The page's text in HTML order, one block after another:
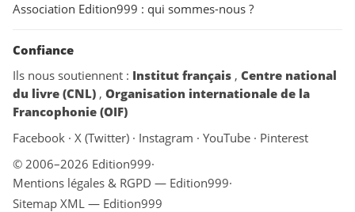
Association Edition999 : qui sommes-nous ?
Confiance
Ils nous soutiennent : Institut français , Centre national
du livre (CNL) , Organisation internationale de la
Francophonie (OIF)
Facebook · X (Twitter) · Instagram · YouTube · Pinterest
© 2006–2026 Edition999·
Mentions légales & RGPD — Edition999·
Sitemap XML — Edition999